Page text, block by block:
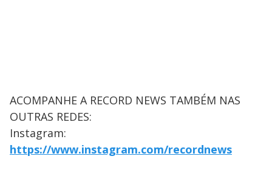
ACOMPANHE A RECORD NEWS TAMBÉM NAS
OUTRAS REDES:
Instagram:
https://www.instagram.com/recordnews